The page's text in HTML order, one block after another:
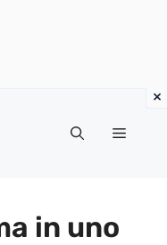
Menu
in uno